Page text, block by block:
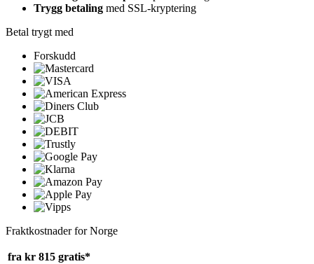
Trygg betaling med SSL-kryptering
Betal trygt med
Forskudd
Fraktkostnader for Norge
fra kr 815 gratis*